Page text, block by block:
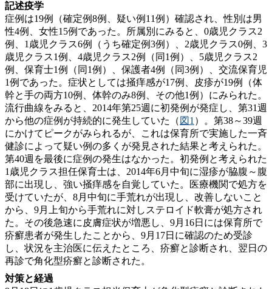
記述疫学
症例は19例（確定例8例、疑い例11例）確認され、性別は男
性4例、女性15例であった。所属別にみると、0歳児クラス2
例、1歳児クラス6例（うち確定例3例）、2歳児クラス0例、3
歳児クラス1例、4歳児クラス2例（同1例）、5歳児クラス2
例、保育士1例（同1例）、保護者4例（同3例）、交流保育児
1例であった。症状としては掻痒感が17例、皮疹が19例（体
幹と手の両方10例、体幹のみ8例、その他1例）にみられた。
流行曲線をみると、2014年第25週に初発例が発症し、第31週
から他の症例が持続的に発生していた（ 図1 ）。第38～39週
にかけてピークがみられるが、これは保育所で実施した一斉
健診によって疑い例の多くが発見された結果と考えられた。
第40週を最後に症例の発生はなかった。初発例と考えられた
1歳児クラス担任保育士は、2014年6月中旬に湿疹が脇腹～腹
部に出現し、強い掻痒感を自覚していた。医療機関で処方を
受けていたが、8月中旬に手荒れが出現し、改善しないこと
から、9月上旬から手荒れに対しステロイド軟膏が処方され
た。その後急速に皮膚症状が増悪し、9月16日には保育所で
疥癬患者が発生したことから、9月17日に確認のため受診
し、状況を主治医に伝えたところ、疥癬と診断され、翌日の
再診で角化型疥癬と診断された。
対策と経過